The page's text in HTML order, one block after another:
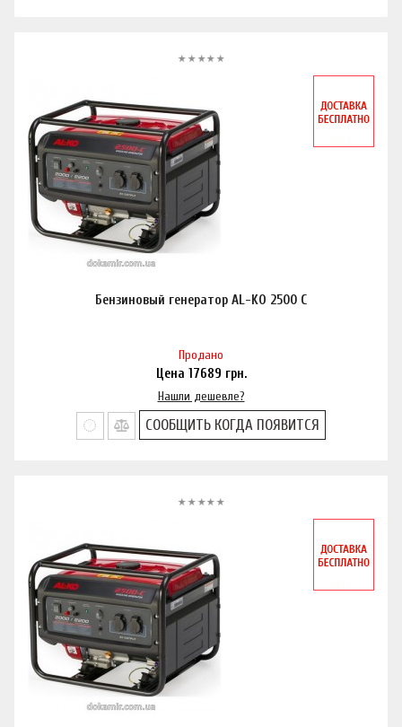
Бензиновый генератор AL-KO 2500 C
Продано
Цена 17689 грн.
Нашли дешевле?
СООБЩИТЬ КОГДА ПОЯВИТСЯ